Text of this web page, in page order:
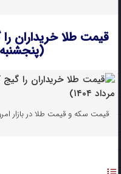
قیمت طلا خریداران
(پنجشنبه ۱۶ مرداد ۱۴۰۴)
قیمت سکه و قیمت طلا در بازار